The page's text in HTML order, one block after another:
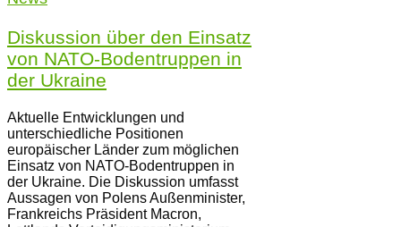
Diskussion über den Einsatz
von NATO-Bodentruppen in
der Ukraine
Aktuelle Entwicklungen und
unterschiedliche Positionen
europäischer Länder zum möglichen
Einsatz von NATO-Bodentruppen in
der Ukraine. Die Diskussion umfasst
Aussagen von Polens Außenminister,
Frankreichs Präsident Macron,